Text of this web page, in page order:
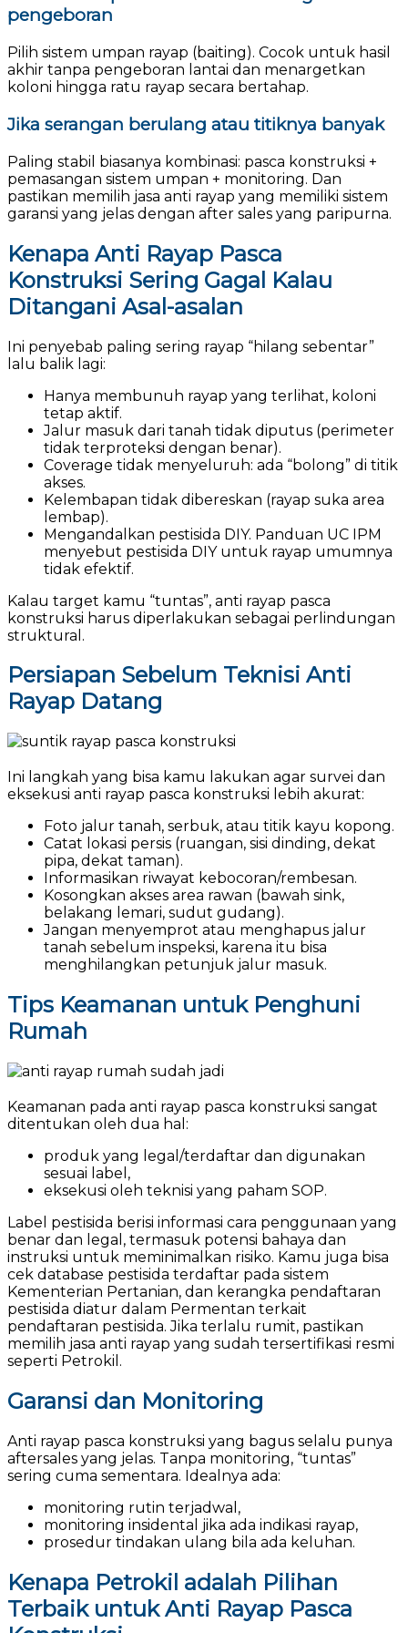
pengeboran
Pilih sistem umpan rayap (baiting). Cocok untuk hasil
akhir tanpa pengeboran lantai dan menargetkan
koloni hingga ratu rayap secara bertahap.
Jika serangan berulang atau titiknya banyak
Paling stabil biasanya kombinasi: pasca konstruksi +
pemasangan sistem umpan + monitoring. Dan
pastikan memilih jasa anti rayap yang memiliki sistem
garansi yang jelas dengan after sales yang paripurna.
Kenapa Anti Rayap Pasca
Konstruksi Sering Gagal Kalau
Ditangani Asal-asalan
Ini penyebab paling sering rayap “hilang sebentar”
lalu balik lagi:
Hanya membunuh rayap yang terlihat, koloni
tetap aktif.
Jalur masuk dari tanah tidak diputus (perimeter
tidak terproteksi dengan benar).
Coverage tidak menyeluruh: ada “bolong” di titik
akses.
Kelembapan tidak dibereskan (rayap suka area
lembap).
Mengandalkan pestisida DIY. Panduan UC IPM
menyebut pestisida DIY untuk rayap umumnya
tidak efektif.
Kalau target kamu “tuntas”, anti rayap pasca
konstruksi harus diperlakukan sebagai perlindungan
struktural.
Persiapan Sebelum Teknisi Anti
Rayap Datang
Ini langkah yang bisa kamu lakukan agar survei dan
eksekusi anti rayap pasca konstruksi lebih akurat:
Foto jalur tanah, serbuk, atau titik kayu kopong.
Catat lokasi persis (ruangan, sisi dinding, dekat
pipa, dekat taman).
Informasikan riwayat kebocoran/rembesan.
Kosongkan akses area rawan (bawah sink,
belakang lemari, sudut gudang).
Jangan menyemprot atau menghapus jalur
tanah sebelum inspeksi, karena itu bisa
menghilangkan petunjuk jalur masuk.
Tips Keamanan untuk Penghuni
Rumah
Keamanan pada anti rayap pasca konstruksi sangat
ditentukan oleh dua hal:
produk yang legal/terdaftar dan digunakan
sesuai label,
eksekusi oleh teknisi yang paham SOP.
Label pestisida berisi informasi cara penggunaan yang
benar dan legal, termasuk potensi bahaya dan
instruksi untuk meminimalkan risiko. Kamu juga bisa
cek database pestisida terdaftar pada sistem
Kementerian Pertanian, dan kerangka pendaftaran
pestisida diatur dalam Permentan terkait
pendaftaran pestisida. Jika terlalu rumit, pastikan
memilih jasa anti rayap yang sudah tersertifikasi resmi
seperti Petrokil.
Garansi dan Monitoring
Anti rayap pasca konstruksi yang bagus selalu punya
aftersales yang jelas. Tanpa monitoring, “tuntas”
sering cuma sementara. Idealnya ada:
monitoring rutin terjadwal,
monitoring insidental jika ada indikasi rayap,
prosedur tindakan ulang bila ada keluhan.
Kenapa Petrokil adalah Pilihan
Terbaik untuk Anti Rayap Pasca